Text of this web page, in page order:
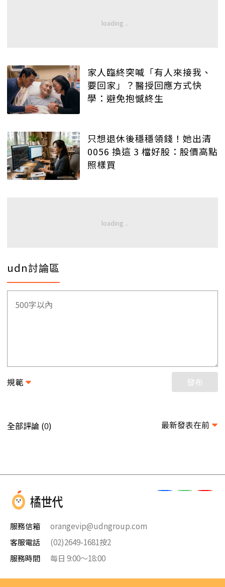
家人臨終突喊「有人來接我、
要回家」？醫授回應方式快
學：避免抱憾終生
只想退休後穩穩領錢！她出清
0056 換這 3 檔好股：股價高點
照樣買
udn討論區
規範 發布
全部評論 (0) 最新發表在前
服務信箱
orangevip@udngroup.com
客服電話
(02)2649-1681按2
服務時間
每日 9:00～18:00